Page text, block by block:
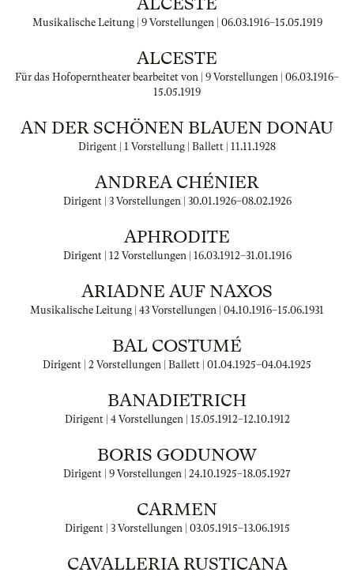
Musikalische Leitung | 9 Vorstellungen | 06.03.1916–15.05.1919
ALCESTE
Für das Hofoperntheater bearbeitet von | 9 Vorstellungen | 06.03.1916–
15.05.1919
AN DER SCHÖNEN BLAUEN DONAU
Dirigent | 1 Vorstellung | Ballett | 11.11.1928
ANDREA CHÉNIER
Dirigent | 3 Vorstellungen | 30.01.1926–08.02.1926
APHRODITE
Dirigent | 12 Vorstellungen | 16.03.1912–31.01.1916
ARIADNE AUF NAXOS
Musikalische Leitung | 43 Vorstellungen | 04.10.1916–15.06.1931
BAL COSTUMÉ
Dirigent | 2 Vorstellungen | Ballett | 01.04.1925–04.04.1925
BANADIETRICH
Dirigent | 4 Vorstellungen | 15.05.1912–12.10.1912
BORIS GODUNOW
Dirigent | 9 Vorstellungen | 24.10.1925–18.05.1927
CARMEN
Dirigent | 3 Vorstellungen | 03.05.1915–13.06.1915
CAVALLERIA RUSTICANA